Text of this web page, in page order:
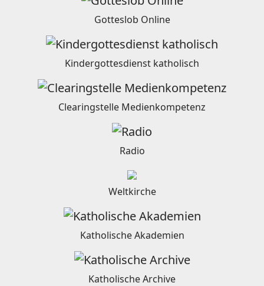
Gotteslob Online
Kindergottesdienst katholisch
Clearingstelle Medienkompetenz
Radio
Weltkirche
Katholische Akademien
Katholische Archive